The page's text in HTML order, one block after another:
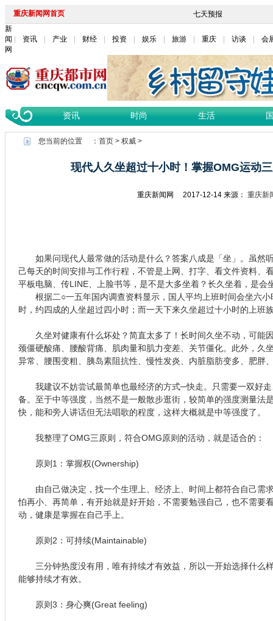
重庆新闻网首页
新
闻
网
资讯 产业 财经 投资 娱乐 旅游 重庆 访谈 会
资讯 时尚 生活
您当前的位置 ： 首页> 权威>
现代人久坐超过十小时！掌握OMG运动
重庆新闻网 2017-12-14 来源： 重庆新
如果问现代人最常做的活动是什么？答案八成是「坐」。虽然
己每天的时间安排与工作行程，不管是上网、打字、看文件资料、
平板电脑、传LINE、上脸书等，是不是大多坐着？长久坐着，是会
根据二○一五年国内调查资料显示，国人平均上班时间会坐六小
时，约四成的人坐超过四小时；而一天下来久坐超过十小时的上班
久坐对健康有什么坏处？简直太多了！长时间久坐不动，可能
颈僵硬酸痛、腰酸背痛、肌肉量和肌力变差、关节僵化。此外，久
异常、腰围变粗、胰岛素阻抗性、慢性发炎、内脏脂肪变多、肥胖
我建议不妨尝试最简单也最经济的方式─快走。只需要一双好走
备。至于中等强度，当然不是一般散步逛街，较简单的强度测量法
快，能和旁人讲话但无法唱歌的程度，这样大概就是中等强度了。
我整理了OMG三原则，符合OMG原则的活动，就是适合的：
原则1：掌握权(Ownership)
由自己做决定，找一个生理上、经济上、时间上都符合自己需
怕再小、再简单，有开始就是好开始，不需要勉强自己，也不需要
动，健康是掌握在自己手上。
原则2：可持续(Maintainable)
三分钟热度没有用，唯有持续才有效益，所以一开始选择什么
能够持续才有效。
原则3：身心爽(Great feeling)